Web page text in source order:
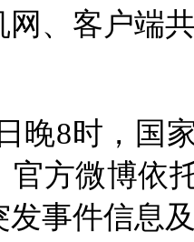
、客户端
晚8时，国
官方微博依
发事件信息